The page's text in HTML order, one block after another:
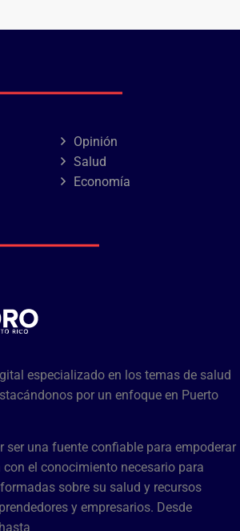
Opinión
Salud
Economía
especializado en los temas de salud
por un enfoque en Puerto
ser una fuente confiable para empoderar
el conocimiento necesario para
sobre su salud y recursos
y empresarios. Desde